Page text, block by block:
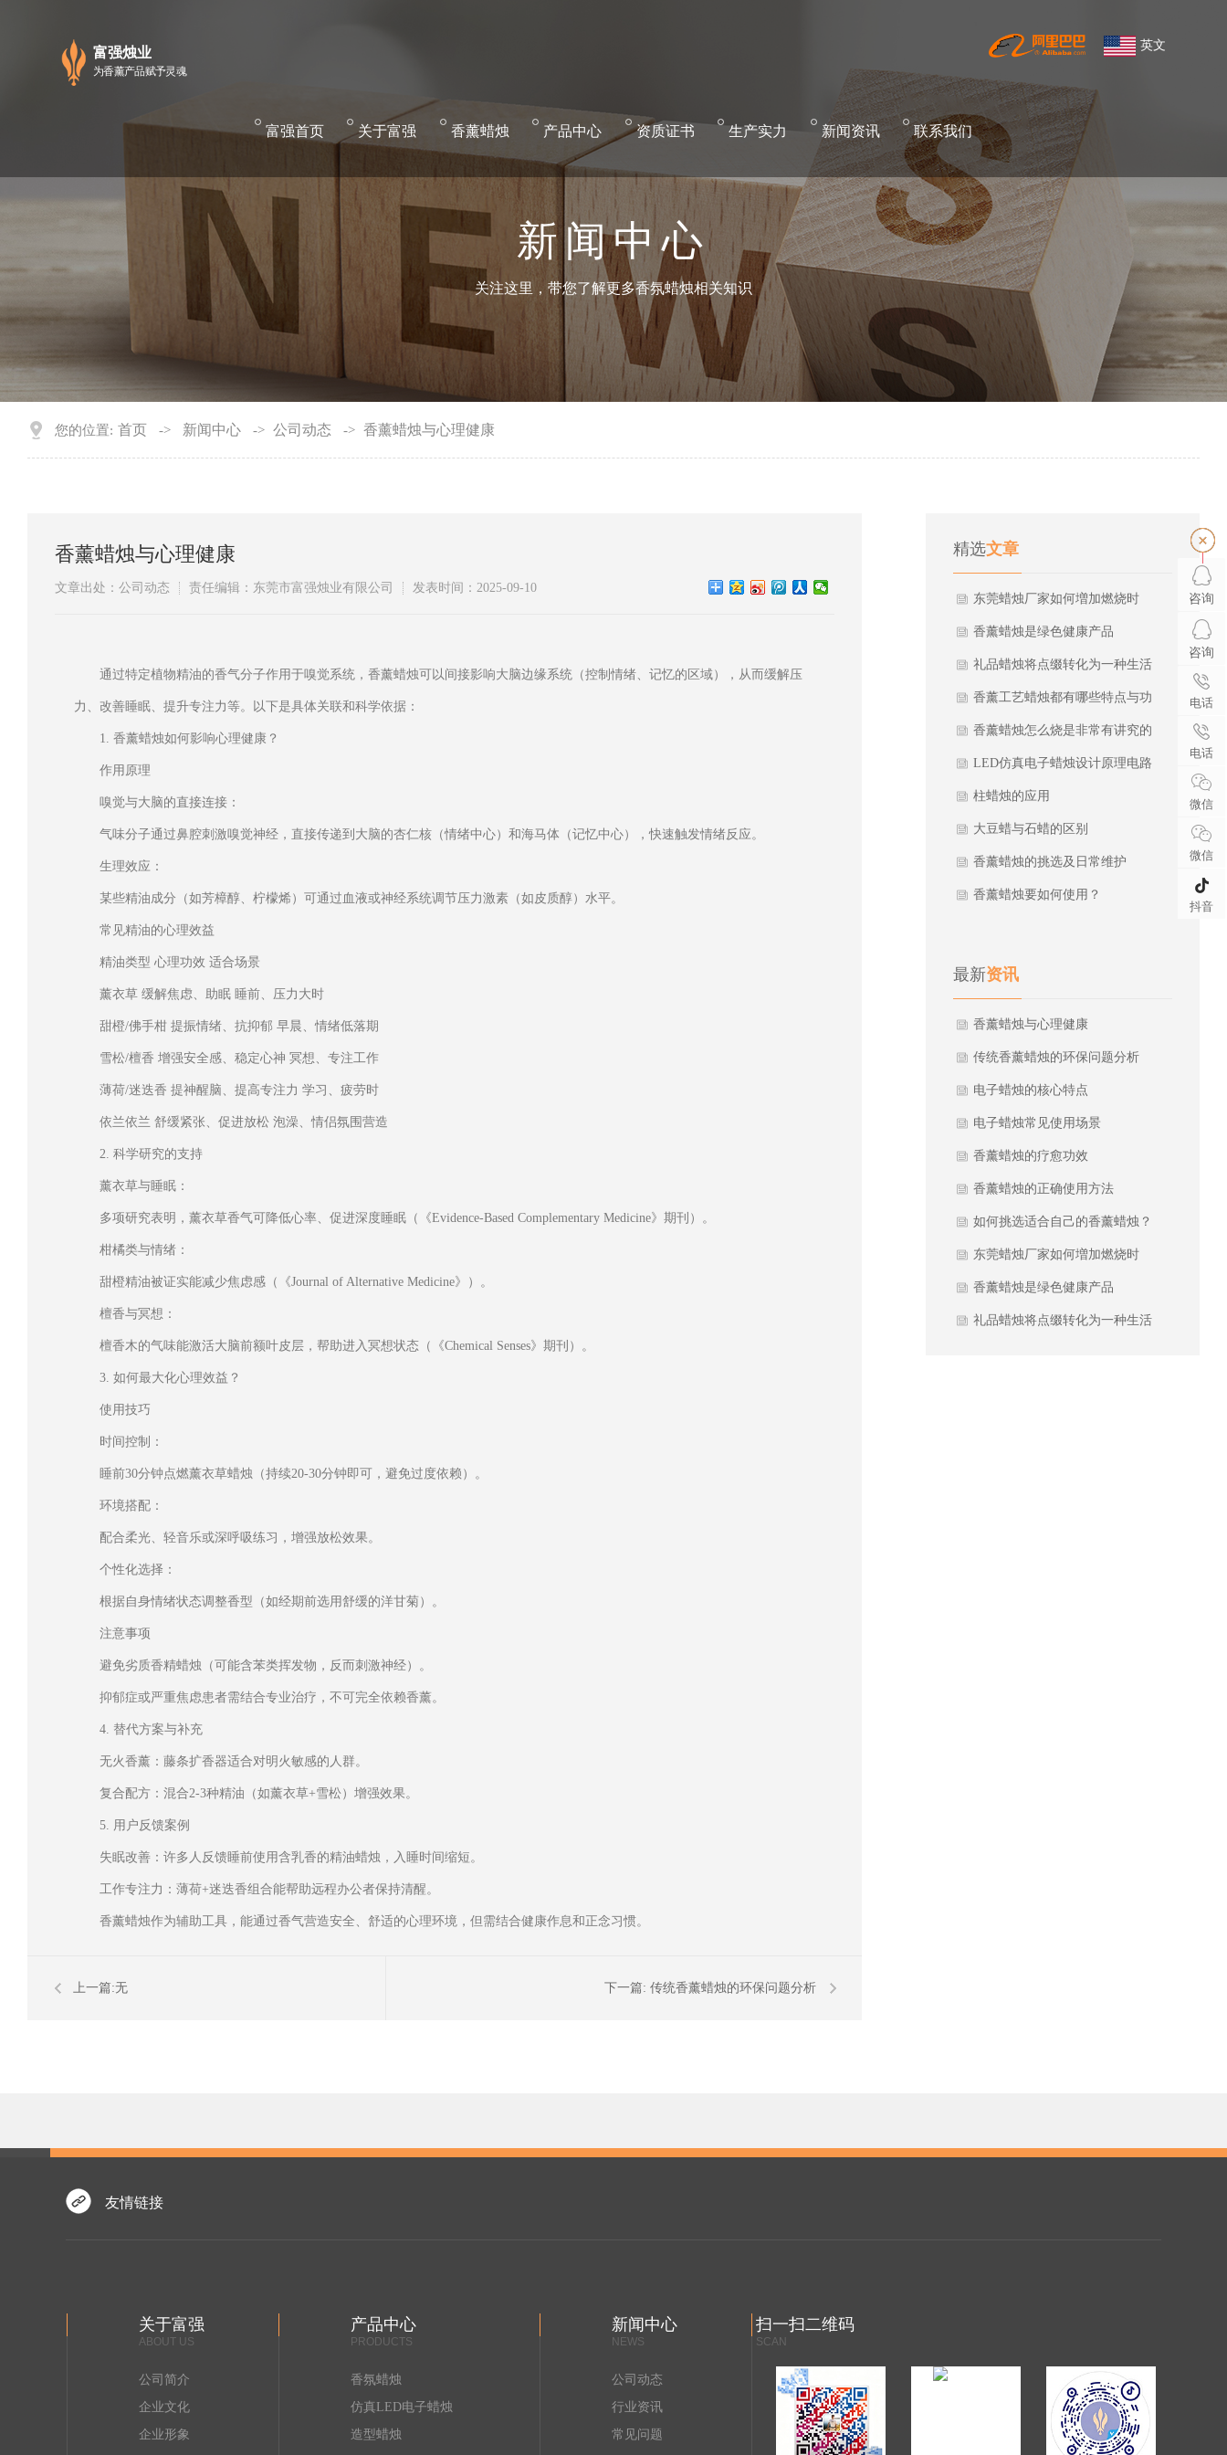
富强烛业
为香薰产品赋予灵魂
英文
富强首页 关于富强 香薰蜡烛 产品中心 资质证书 生产实力 新闻资讯 联系我们
新闻中心
关注这里，带您了解更多香氛蜡烛相关知识
您的位置: 首页 -> 新闻中心 -> 公司动态 -> 香薰蜡烛与心理健康
香薰蜡烛与心理健康
文章出处：公司动态 责任编辑：东莞市富强烛业有限公司 发表时间：2025-09-10
通过特定植物精油的香气分子作用于嗅觉系统，香薰蜡烛可以间接影响大脑边缘系统（控制情绪、记忆的区域），从而缓解压
力、改善睡眠、提升专注力等。以下是具体关联和科学依据：
1. 香薰蜡烛如何影响心理健康？
作用原理
嗅觉与大脑的直接连接：
气味分子通过鼻腔刺激嗅觉神经，直接传递到大脑的杏仁核（情绪中心）和海马体（记忆中心），快速触发情绪反应。
生理效应：
某些精油成分（如芳樟醇、柠檬烯）可通过血液或神经系统调节压力激素（如皮质醇）水平。
常见精油的心理效益
精油类型 心理功效 适合场景
薰衣草 缓解焦虑、助眠 睡前、压力大时
甜橙/佛手柑 提振情绪、抗抑郁 早晨、情绪低落期
雪松/檀香 增强安全感、稳定心神 冥想、专注工作
薄荷/迷迭香 提神醒脑、提高专注力 学习、疲劳时
依兰依兰 舒缓紧张、促进放松 泡澡、情侣氛围营造
2. 科学研究的支持
薰衣草与睡眠：
多项研究表明，薰衣草香气可降低心率、促进深度睡眠（《Evidence-Based Complementary Medicine》期刊）。
柑橘类与情绪：
甜橙精油被证实能减少焦虑感（《Journal of Alternative Medicine》）。
檀香与冥想：
檀香木的气味能激活大脑前额叶皮层，帮助进入冥想状态（《Chemical Senses》期刊）。
3. 如何最大化心理效益？
使用技巧
时间控制：
睡前30分钟点燃薰衣草蜡烛（持续20-30分钟即可，避免过度依赖）。
环境搭配：
配合柔光、轻音乐或深呼吸练习，增强放松效果。
个性化选择：
根据自身情绪状态调整香型（如经期前选用舒缓的洋甘菊）。
注意事项
避免劣质香精蜡烛（可能含苯类挥发物，反而刺激神经）。
抑郁症或严重焦虑患者需结合专业治疗，不可完全依赖香薰。
4. 替代方案与补充
无火香薰：藤条扩香器适合对明火敏感的人群。
复合配方：混合2-3种精油（如薰衣草+雪松）增强效果。
5. 用户反馈案例
失眠改善：许多人反馈睡前使用含乳香的精油蜡烛，入睡时间缩短。
工作专注力：薄荷+迷迭香组合能帮助远程办公者保持清醒。
香薰蜡烛作为辅助工具，能通过香气营造安全、舒适的心理环境，但需结合健康作息和正念习惯。
上一篇:无 下一篇: 传统香薰蜡烛的环保问题分析
精选文章
东莞蜡烛厂家如何増加燃烧时
间？
香薰蜡烛是绿色健康产品
礼品蜡烛将点缀转化为一种生活
习惯
香薰工艺蜡烛都有哪些特点与功
效？
香薰蜡烛怎么烧是非常有讲究的
LED仿真电子蜡烛设计原理电路
图
柱蜡烛的应用
大豆蜡与石蜡的区别
香薰蜡烛的挑选及日常维护
香薰蜡烛要如何使用？
最新资讯
香薰蜡烛与心理健康
传统香薰蜡烛的环保问题分析
电子蜡烛的核心特点
电子蜡烛常见使用场景
香薰蜡烛的疗愈功效
香薰蜡烛的正确使用方法
如何挑选适合自己的香薰蜡烛？
东莞蜡烛厂家如何増加燃烧时
间？
香薰蜡烛是绿色健康产品
礼品蜡烛将点缀转化为一种生活
友情链接
关于富强
ABOUT US
公司简介
企业文化
企业形象
产品中心
PRODUCTS
香氛蜡烛
仿真LED电子蜡烛
造型蜡烛
新闻中心
NEWS
公司动态
行业资讯
常见问题
扫一扫二维码
SCAN
咨询
咨询
电话
电话
微信
微信
抖音